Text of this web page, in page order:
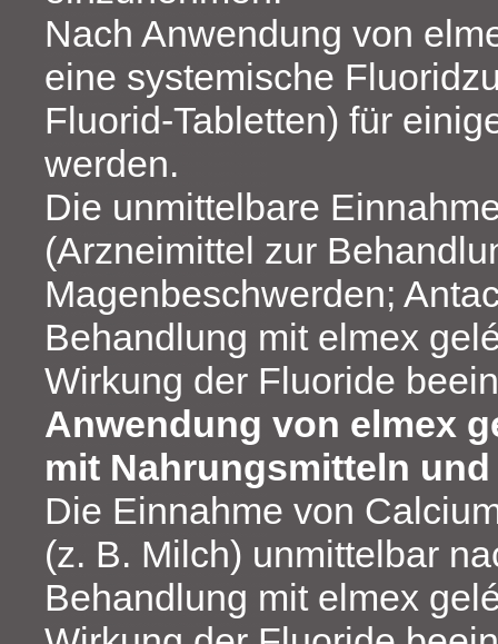
Nach Anwendung von
eine systemische
Fluorid-Tabletten) für
werden.
Die unmittelbare
(Arzneimittel zur
Magenbeschwerden;
Behandlung mit elmex
Wirkung der Fluoride
Anwendung von elmex
mit Nahrungsmitteln
Die Einnahme von
(z. B. Milch) unmittelbar
Behandlung mit elmex